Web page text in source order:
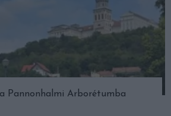
Pannonhalmi Arborétumba